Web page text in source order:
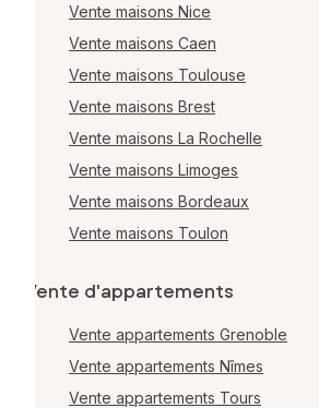
Vente maisons Nice
Vente maisons Caen
Vente maisons Toulouse
Vente maisons Brest
Vente maisons La Rochelle
Vente maisons Limoges
Vente maisons Bordeaux
Vente maisons Toulon
Vente d'appartements
Vente appartements Grenoble
Vente appartements Nîmes
Vente appartements Tours